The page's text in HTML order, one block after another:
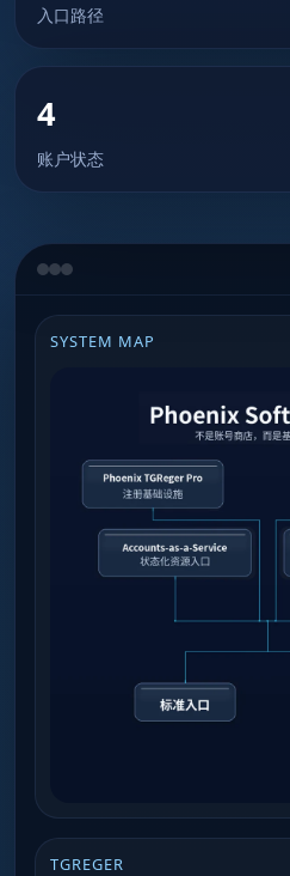
入口路径
4
账户状态
SYSTEM MAP
TGREGER